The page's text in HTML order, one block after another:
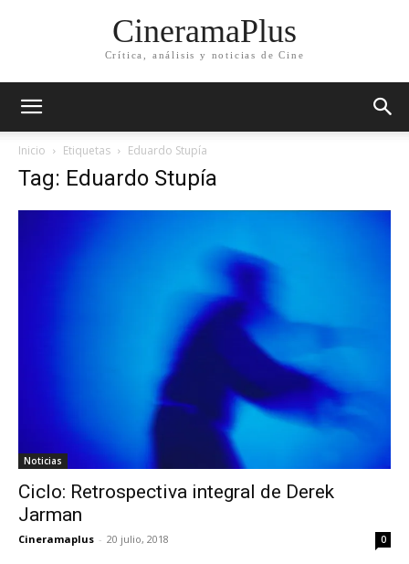
CineramaPlus
Crítica, análisis y noticias de Cine
Inicio Etiquetas Eduardo Stupía
Tag: Eduardo Stupía
Noticias
Ciclo: Retrospectiva integral de Derek
Jarman
Cineramaplus - 20 julio, 2018 0